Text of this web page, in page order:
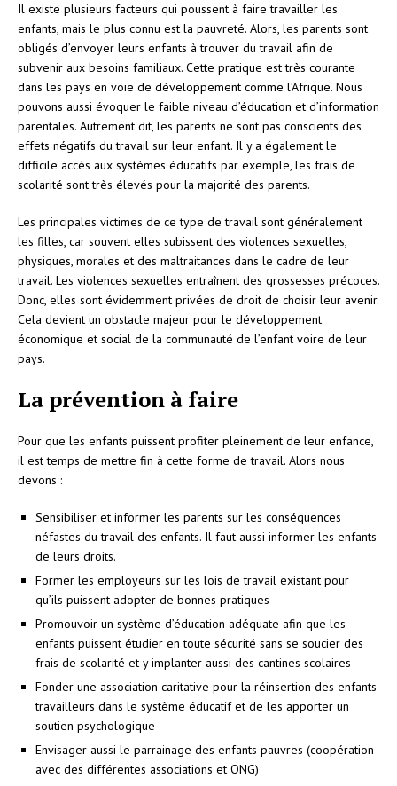
Il existe plusieurs facteurs qui poussent à faire travailler les
enfants, mais le plus connu est la pauvreté. Alors, les parents sont
obligés d’envoyer leurs enfants à trouver du travail afin de
subvenir aux besoins familiaux. Cette pratique est très courante
dans les pays en voie de développement comme l’Afrique. Nous
pouvons aussi évoquer le faible niveau d’éducation et d’information
parentales. Autrement dit, les parents ne sont pas conscients des
effets négatifs du travail sur leur enfant. Il y a également le
difficile accès aux systèmes éducatifs par exemple, les frais de
scolarité sont très élevés pour la majorité des parents.
Les principales victimes de ce type de travail sont généralement
les filles, car souvent elles subissent des violences sexuelles,
physiques, morales et des maltraitances dans le cadre de leur
travail. Les violences sexuelles entraînent des grossesses précoces.
Donc, elles sont évidemment privées de droit de choisir leur avenir.
Cela devient un obstacle majeur pour le développement
économique et social de la communauté de l’enfant voire de leur
pays.
La prévention à faire
Pour que les enfants puissent profiter pleinement de leur enfance,
il est temps de mettre fin à cette forme de travail. Alors nous
devons :
Sensibiliser et informer les parents sur les conséquences
néfastes du travail des enfants. Il faut aussi informer les enfants
de leurs droits.
Former les employeurs sur les lois de travail existant pour
qu’ils puissent adopter de bonnes pratiques
Promouvoir un système d’éducation adéquate afin que les
enfants puissent étudier en toute sécurité sans se soucier des
frais de scolarité et y implanter aussi des cantines scolaires
Fonder une association caritative pour la réinsertion des enfants
travailleurs dans le système éducatif et de les apporter un
soutien psychologique
Envisager aussi le parrainage des enfants pauvres (coopération
avec des différentes associations et ONG)